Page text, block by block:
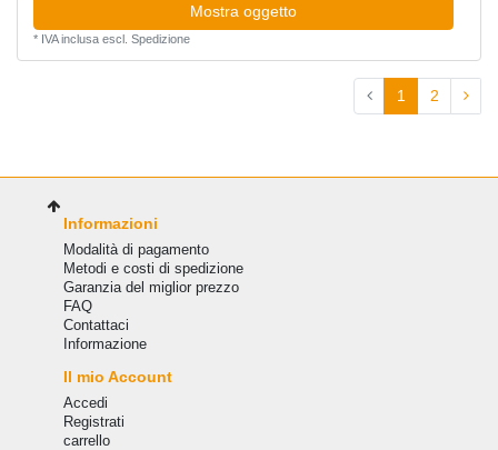
Mostra oggetto
* IVA inclusaescl. Spedizione
1 2
Informazioni
Modalità di pagamento
Metodi e costi di spedizione
Garanzia del miglior prezzo
FAQ
Сontattaci
Informazione
Il mio Account
Accedi
Registrati
carrello